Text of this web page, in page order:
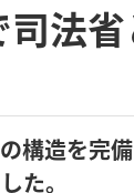
法
構造を完
た。